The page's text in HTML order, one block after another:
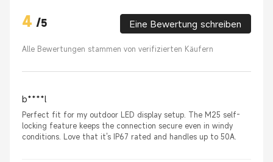
4 /5 Eine Bewertung schreiben
Alle Bewertungen stammen von verifizierten Käufern
b****l
Perfect fit for my outdoor LED display setup. The M25 self-
locking feature keeps the connection secure even in windy
conditions. Love that it's IP67 rated and handles up to 50A.